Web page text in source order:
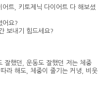
트, 키토제닉 다이어트 다 해보셨
어요?
보내기 힘드세요?
잘했던, 운동도 잘했던 저는 체중
라 해도, 체중이 줄기는 커녕, 비웃